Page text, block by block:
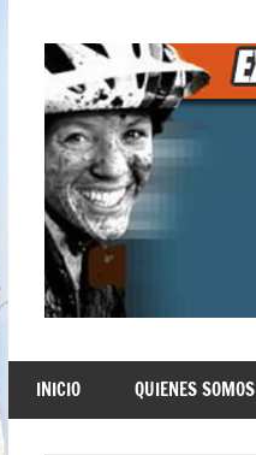
contenido
Extreme
Sports
INICIO QUIENES SOMOS